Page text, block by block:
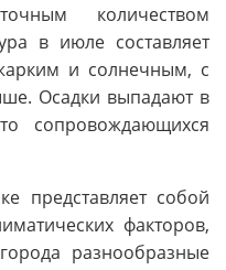
количеством
в июле составляет
и солнечным, с
Осадки выпадают в
сопровождающихся
представляет собой
факторов,
разнообразные